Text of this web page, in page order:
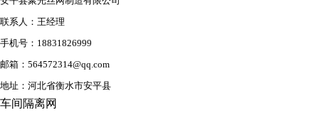
联系人：王经理
手机号：18831826999
邮箱：564572314@qq.com
地址：河北省衡水市安平县
车间隔离网